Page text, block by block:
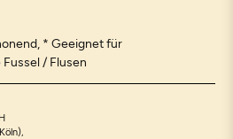
* Geeignet für
/ Flusen